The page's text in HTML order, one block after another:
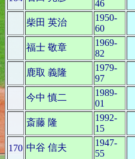
46
柴田 英治
1950-
60
福士 敬章
1969-
82
鹿取 義隆
1979-
97
今中 慎二
1989-
01
斎藤 隆
1992-
15
170 中谷 信夫
1947-
55